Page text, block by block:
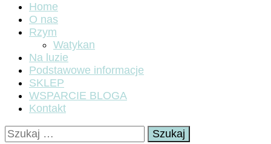
Home
O nas
Rzym
Watykan
Na luzie
Podstawowe informacje
SKLEP
WSPARCIE BLOGA
Kontakt
Szukaj: